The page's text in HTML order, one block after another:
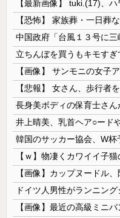
【ｗ】物凄くカワイイ子
【画像】カップヌードル
【画像】最近の高級ミニ